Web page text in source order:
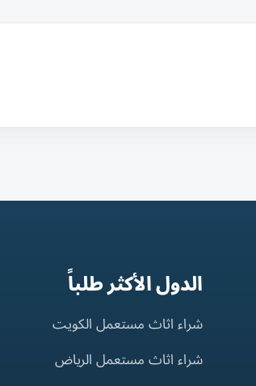
الدول الأكثر طلباً
شراء اثاث مستعمل الكويت
شراء اثاث مستعمل الرياض